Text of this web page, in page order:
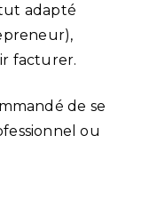
adapté
facturer.
de se
ou